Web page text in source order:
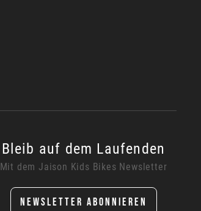
Bleib auf dem Laufenden
Mit dem Jaison Kids Bikes Newsletter
NEWSLETTER ABONNIEREN